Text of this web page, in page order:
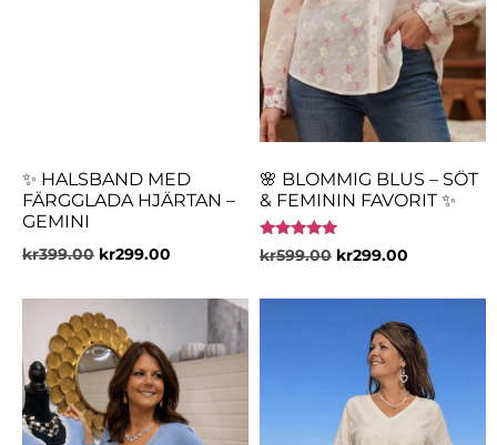
✨ HALSBAND MED
FÄRGGLADA HJÄRTAN –
GEMINI
kr399.00 kr299.00
🌸 BLOMMIG BLUS – SÖT
& FEMININ FAVORIT ✨
Betygsatt
5.00
kr599.00 kr299.00